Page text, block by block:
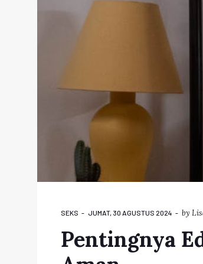
SEKS JUMAT, 30 AGUSTUS 2024 by
Pentingnya